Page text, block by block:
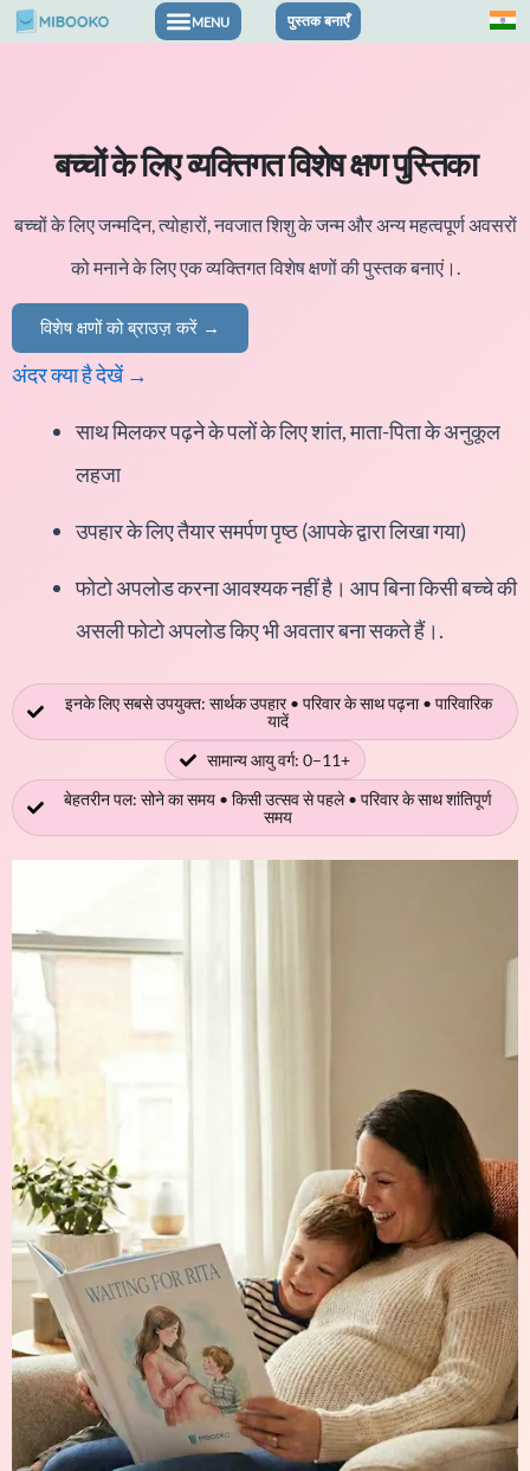
सामग्री
पुस्तक बनाएँ
बच्चों के लिए व्यक्तिगत विशेष क्षण पुस्तिका
बच्चों के लिए जन्मदिन, त्योहारों, नवजात शिशु के जन्म और अन्य महत्वपूर्ण अवसरों
को मनाने के लिए एक व्यक्तिगत विशेष क्षणों की पुस्तक बनाएं।.
विशेष क्षणों को ब्राउज़ करें →
अंदर क्या है देखें →
साथ मिलकर पढ़ने के पलों के लिए शांत, माता-पिता के अनुकूल
लहजा
उपहार के लिए तैयार समर्पण पृष्ठ (आपके द्वारा लिखा गया)
फोटो अपलोड करना आवश्यक नहीं है। आप बिना किसी बच्चे की
असली फोटो अपलोड किए भी अवतार बना सकते हैं।.
इनके लिए सबसे उपयुक्त: सार्थक उपहार • परिवार के साथ पढ़ना • पारिवारिक
यादें
सामान्य आयु वर्ग: 0–11+
बेहतरीन पल: सोने का समय • किसी उत्सव से पहले • परिवार के साथ शांतिपूर्ण
समय